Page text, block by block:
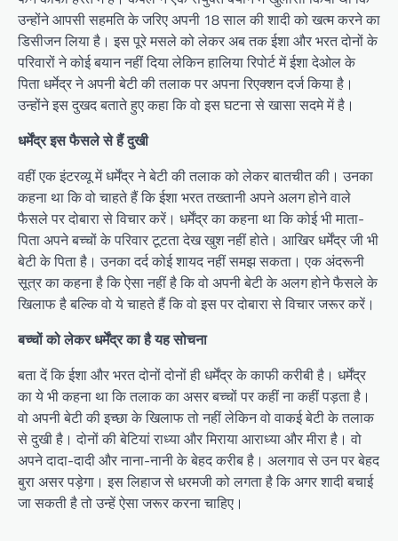
उन्होंने आपसी सहमति के जरिए अपनी 18 साल की शादी को खत्म करने का
डिसीजन लिया है। इस पूरे मसले को लेकर अब तक ईशा और भरत दोनों के
परिवारों ने कोई बयान नहीं दिया लेकिन हालिया रिपोर्ट में ईशा देओल के
पिता धर्मेद्र ने अपनी बेटी की तलाक पर अपना रिएक्शन दर्ज किया है।
उन्होंने इस दुखद बताते हुए कहा कि वो इस घटना से खासा सदमे में है।
धर्मेंद्र इस फैसले से हैं दुखी
वहीं एक इंटरव्यू में धर्मेंद्र ने बेटी की तलाक को लेकर बातचीत की। उनका
कहना था कि वो चाहते हैं कि ईशा भरत तख्तानी अपने अलग होने वाले
फैसले पर दोबारा से विचार करें। धर्मेंद्र का कहना था कि कोई भी माता-
पिता अपने बच्चों के परिवार टूटता देख खुश नहीं होते। आखिर धर्मेंद्र जी भी
बेटी के पिता है। उनका दर्द कोई शायद नहीं समझ सकता। एक अंदरूनी
सूत्र का कहना है कि ऐसा नहीं है कि वो अपनी बेटी के अलग होने फैसले के
खिलाफ है बल्कि वो ये चाहते हैं कि वो इस पर दोबारा से विचार जरूर करें।
बच्चों को लेकर धर्मेंद्र का है यह सोचना
बता दें कि ईशा और भरत दोनों दोनों ही धर्मेंद्र के काफी करीबी है। धर्मेंद्र
का ये भी कहना था कि तलाक का असर बच्चों पर कहीं ना कहीं पड़ता है।
वो अपनी बेटी की इच्छा के खिलाफ तो नहीं लेकिन वो वाकई बेटी के तलाक
से दुखी है। दोनों की बेटियां राध्या और मिराया आराध्या और मीरा है। वो
अपने दादा-दादी और नाना-नानी के बेहद करीब है। अलगाव से उन पर बेहद
बुरा असर पड़ेगा। इस लिहाज से धरमजी को लगता है कि अगर शादी बचाई
जा सकती है तो उन्हें ऐसा जरूर करना चाहिए।